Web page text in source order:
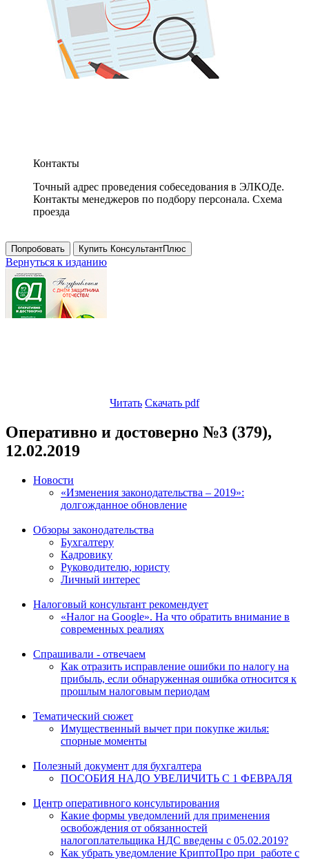
Контакты
Точный адрес проведения собеседования в ЭЛКОДе.
Контакты менеджеров по подбору персонала. Схема
проезда
Попробовать Купить КонсультантПлюс
Вернуться к изданию
Читать Скачать pdf
Оперативно и достоверно №3 (379),
12.02.2019
Новости
«Изменения законодательства – 2019»:
долгожданное обновление
Обзоры законодательства
Бухгалтеру
Кадровику
Руководителю, юристу
Личный интерес
Налоговый консультант рекомендует
«Налог на Google». На что обратить внимание в
современных реалиях
Спрашивали - отвечаем
Как отразить исправление ошибки по налогу на
прибыль, если обнаруженная ошибка относится к
прошлым налоговым периодам
Тематический сюжет
Имущественный вычет при покупке жилья:
спорные моменты
Полезный документ для бухгалтера
ПОСОБИЯ НАДО УВЕЛИЧИТЬ С 1 ФЕВРАЛЯ
Центр оперативного консультирования
Какие формы уведомлений для применения
освобождения от обязанностей
налогоплательщика НДС введены с 05.02.2019?
Как убрать уведомление КриптоПро при работе с